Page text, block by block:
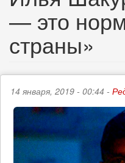
— это
страны»
14 января, 2019 - 00:44 -